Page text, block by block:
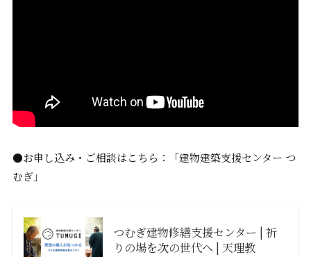
●お申し込み・ご相談はこちら：「建物建築支援センター つ
むぎ」
つむぎ建物修繕支援センター | 祈
りの場を次の世代へ | 天理教